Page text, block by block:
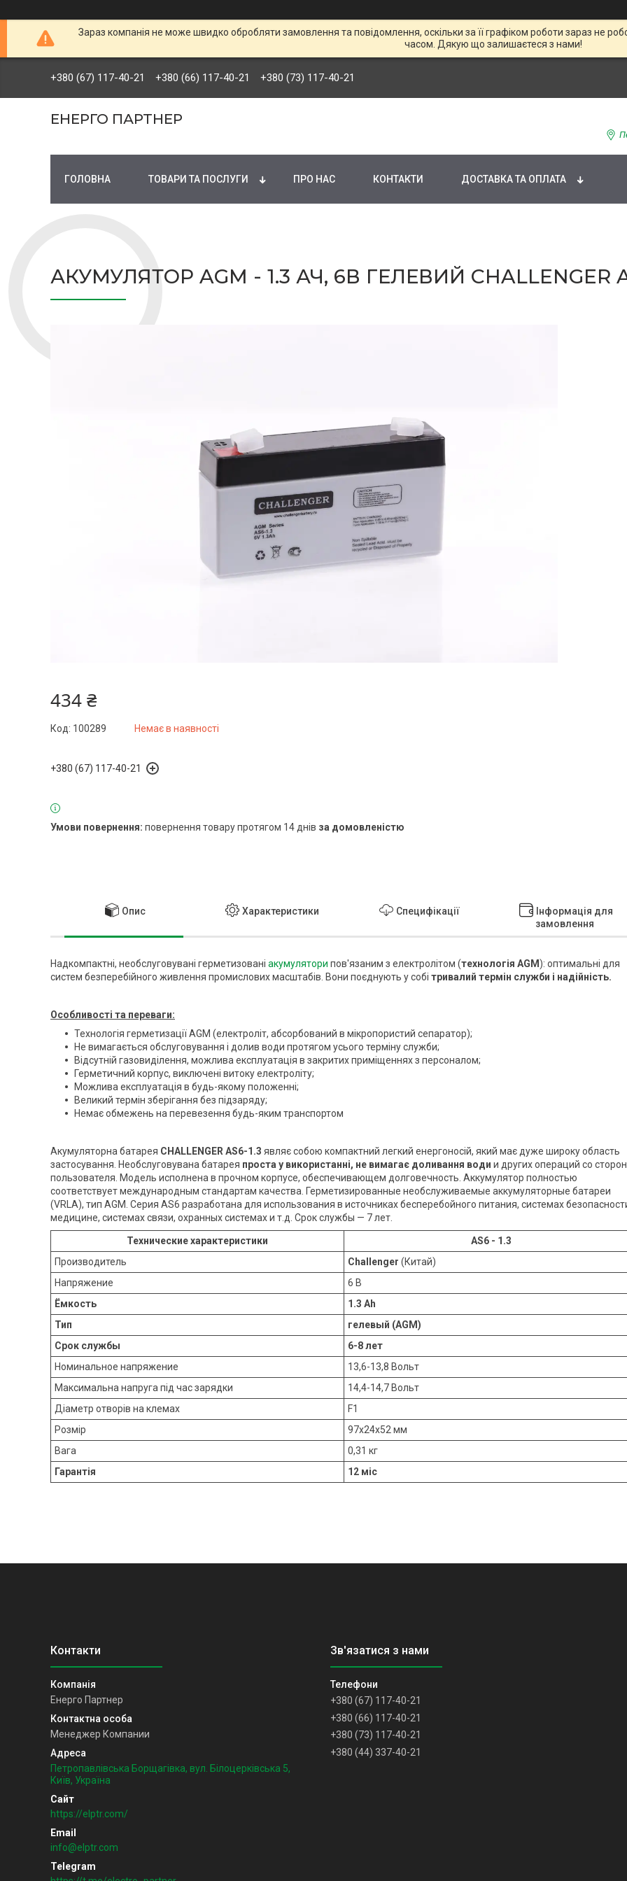
Зараз компанія не може швидко обробляти замовлення та повідомлення, оскільки за її графіком роботи зараз не
часом. Дякую що залишаєтеся з нами!
+380 (67) 117-40-21 +380 (66) 117-40-21 +380 (73) 117-40-21
ЕНЕРГО ПАРТНЕР
ГОЛОВНА ТОВАРИ ТА ПОСЛУГИ ПРО НАС КОНТАКТИ ДОСТАВКА ТА ОПЛАТА
АКУМУЛЯТОР AGM - 1.3 АЧ, 6В ГЕЛЕВИЙ CHALLENGER
434 ₴
Немає в наявності
Код: 100289
+380 (67) 117-40-21
повернення товару протягом 14 днів за домовленістю
Опис Характеристики Специфікації
Інформація для
замовлення
Надкомпактні, необслуговувані герметизовані акумулятори пов'язаним з електролітом (технологія АGM ): оптимальні для
систем безперебійного живлення промислових масштабів. Вони поєднують у собі тривалий термін служби і надійність.
Особливості та переваги:
Технологія герметизації AGM (електроліт, абсорбований в мікропористий сепаратор);
Не вимагається обслуговування і долив води протягом усього терміну служби;
Відсутній газовиділення, можлива експлуатація в закритих приміщеннях з персоналом;
Герметичний корпус, виключені витоку електроліту;
Можлива експлуатація в будь-якому положенні;
Великий термін зберігання без підзаряду;
Немає обмежень на перевезення будь-яким транспортом
Акумуляторна батарея CHALLENGER AS6-1.3 являє собою компактний легкий енергоносій, який має дуже широку область
застосування. Необслуговувана батарея проста у використанні, не вимагає доливання води и других операций со
пользователя. Модель исполнена в прочном корпусе, обеспечивающем долговечность. Аккумулятор полностью
соответствует международным стандартам качества. Герметизированные необслуживаемые аккумуляторные батареи
(VRLA), тип AGM. Серия AS6 разработана для использования в источниках бесперебойного питания, системах
медицине, системах связи, охранных системах и т.д. Срок службы — 7 лет.
Технические характеристики
АS6 - 1.3
Производитель
Challenger (Китай)
Напряжение
6 В
Ёмкость
1.3 Ah
Тип
гелевый (AGM)
Срок службы
6-8 лет
Номинальное напряжение
13,6-13,8 Вольт
Максимальна напруга під час зарядки
14,4-14,7 Вольт
Діаметр отворів на клемах
F1
Розмір
97x24x52 мм
Вага
0,31 кг
Гарантія
12 міс
Енерго Партнер
Менеджер Компании
Петропавлівська Борщагівка, вул. Білоцерківська 5,
Київ, Україна
https://elptr.com/
info@elptr.com
+380 (67) 117-40-21
+380 (66) 117-40-21
+380 (73) 117-40-21
+380 (44) 337-40-21